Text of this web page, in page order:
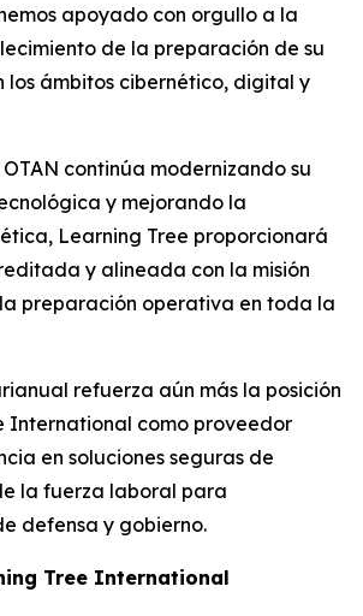
apoyado con orgullo a la
de la preparación de su
los ámbitos cibernético, digital y
continúa modernizando su
y mejorando la
Learning Tree proporcionará
y alineada con la misión
preparación operativa en toda la
refuerza aún más la posición
International como proveedor
en soluciones seguras de
la fuerza laboral para
defensa y gobierno.
Tree International